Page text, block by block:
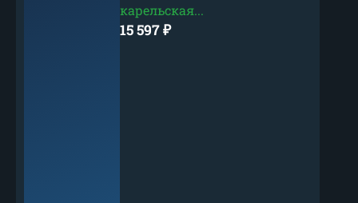
карельская...
15 597₽